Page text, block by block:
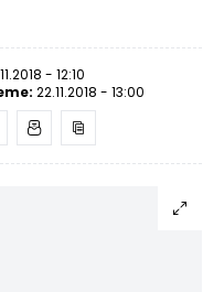
- 12:10
22.11.2018 - 13:00